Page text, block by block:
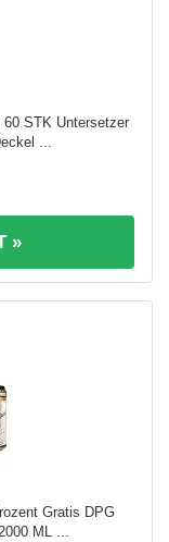
STK Untersetzer
...
»
Gratis DPG
ML ...